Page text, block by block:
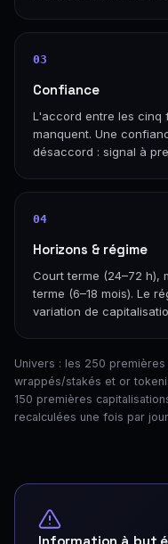
03
Confiance
L'accord entre les cinq
manquent. Une
désaccord : signal à
04
Horizons & régime
Court terme (24–72 h),
terme (6–18 mois). Le
variation de
Univers : les 250
wrappés/stakés et or
150 premières
recalculées une fois par